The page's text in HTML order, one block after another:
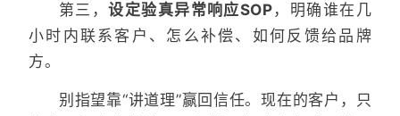
第三，设定验真异常响应SOP ，明确谁在几
小时内联系客户、怎么补偿、如何反馈给品牌
方。
别指望靠“讲道理”赢回信任。现在的客户，只